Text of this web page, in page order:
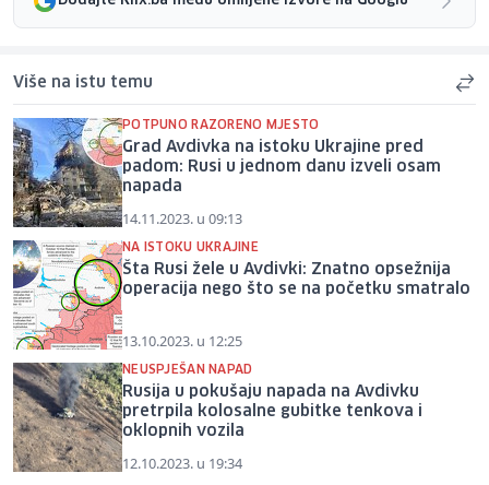
Više na istu temu
POTPUNO RAZORENO MJESTO
Grad Avdivka na istoku Ukrajine pred
padom: Rusi u jednom danu izveli osam
napada
14.11.2023. u 09:13
NA ISTOKU UKRAJINE
Šta Rusi žele u Avdivki: Znatno opsežnija
operacija nego što se na početku smatralo
13.10.2023. u 12:25
NEUSPJEŠAN NAPAD
Rusija u pokušaju napada na Avdivku
pretrpila kolosalne gubitke tenkova i
oklopnih vozila
12.10.2023. u 19:34